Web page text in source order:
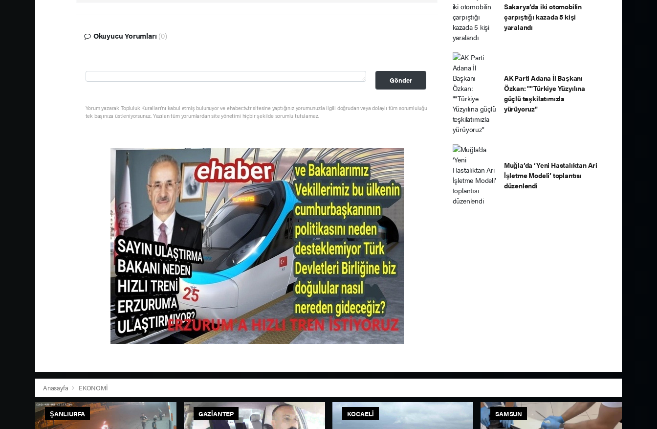
Okuyucu Yorumları (0)
Gönder
Yorum yazarak Topluluk Kuralları’nı kabul etmiş bulunuyor ve ehaber.tv.tr sitesine yaptığınız yorumunuzla ilgili doğrudan veya dolaylı tüm sorumluluğu
tek başınıza üstleniyorsunuz. Yazılan tüm yorumlardan site yönetimi hiçbir şekilde sorumlu tutulamaz.
Sakarya’da iki otomobilin
çarpıştığı kazada 5 kişi
yaralandı
AK Parti Adana İl Başkanı
Özkan: ""Türkiye Yüzyılına
güçlü teşkilatımızla
yürüyoruz"
Muğla’da ‘Yeni Hastalıktan Ari
İşletme Modeli’ toplantısı
düzenlendi
Anasayfa EKONOMİ
ŞANLIURFA GAZIANTEP KOCAELI SAMSUN